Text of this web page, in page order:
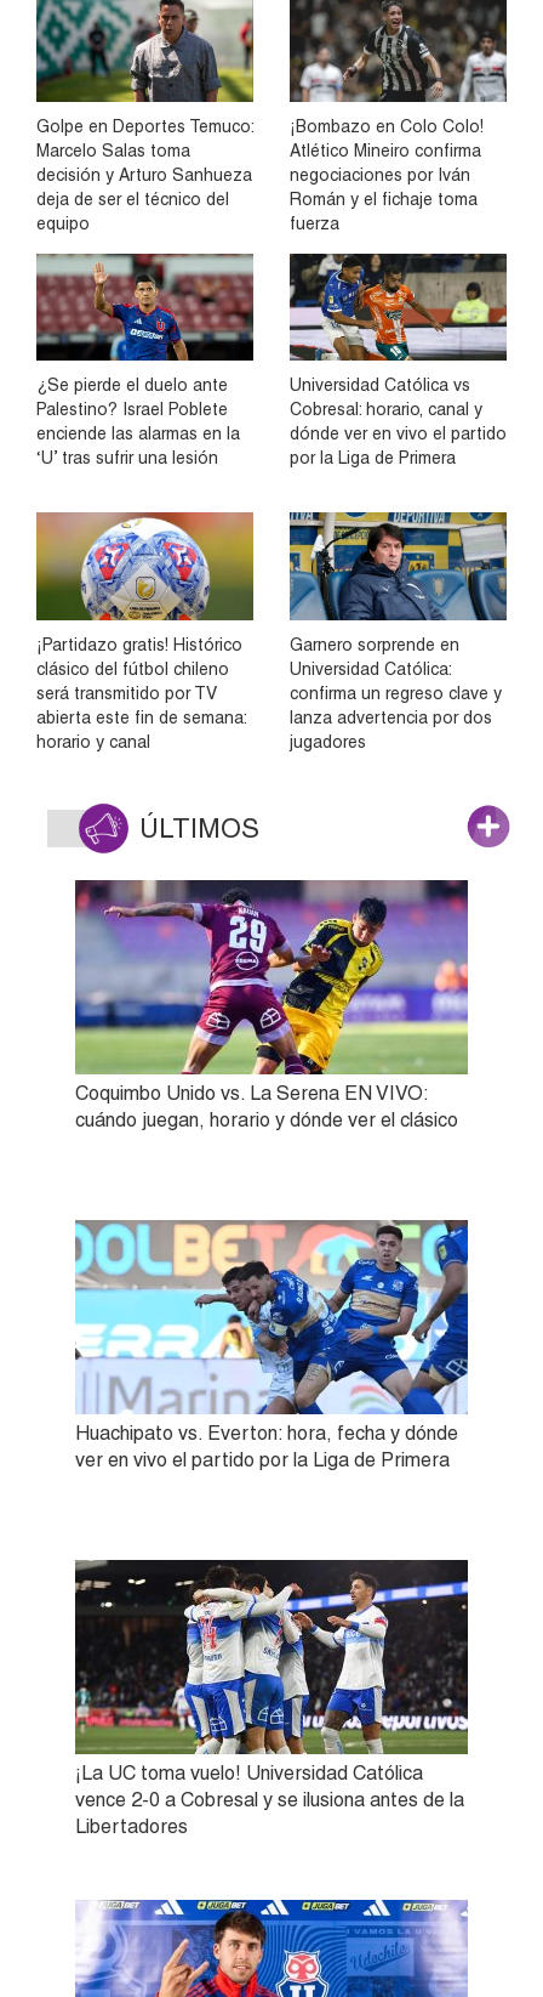
Golpe en Deportes Temuco:
Marcelo Salas toma
decisión y Arturo Sanhueza
deja de ser el técnico del
equipo
¡Bombazo en Colo Colo!
Atlético Mineiro confirma
negociaciones por Iván
Román y el fichaje toma
fuerza
¿Se pierde el duelo ante
Palestino? Israel Poblete
enciende las alarmas en la
‘U’ tras sufrir una lesión
Universidad Católica vs
Cobresal: horario, canal y
dónde ver en vivo el partido
por la Liga de Primera
¡Partidazo gratis! Histórico
clásico del fútbol chileno
será transmitido por TV
abierta este fin de semana:
horario y canal
Garnero sorprende en
Universidad Católica:
confirma un regreso clave y
lanza advertencia por dos
jugadores
ÚLTIMOS
Coquimbo Unido vs. La Serena EN VIVO:
cuándo juegan, horario y dónde ver el clásico
Huachipato vs. Everton: hora, fecha y dónde
ver en vivo el partido por la Liga de Primera
¡La UC toma vuelo! Universidad Católica
vence 2-0 a Cobresal y se ilusiona antes de la
Libertadores